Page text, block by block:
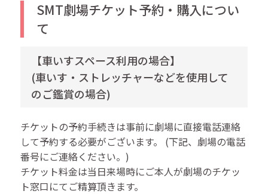
SMT劇場チケット予約・購入につい
て
【車いすスペース利用の場合】
(車いす・ストレッチャーなどを使用して
のご鑑賞の場合)
チケットの予約手続きは事前に劇場に直接電話連絡
して予約する必要がございます。 (下記、劇場の電話
番号にご連絡ください。)
チケット料金は当日来場時にご本人が劇場のチケッ
ト窓口にてご精算頂きます。